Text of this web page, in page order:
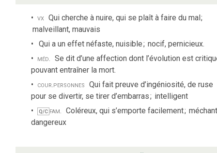
vx Qui cherche à nuire, qui se plaît à faire du mal;
malveillant, mauvais
Qui a un effet néfaste, nuisible; nocif, pernicieux.
méd. Se dit d’une affection dont l’évolution est
pouvant entraîner la mort.
cour.personnes Qui fait preuve d’ingéniosité, de ruse
pour se divertir, se tirer d’embarras; intelligent
Q/C fam. Coléreux, qui s’emporte facilement;
dangereux